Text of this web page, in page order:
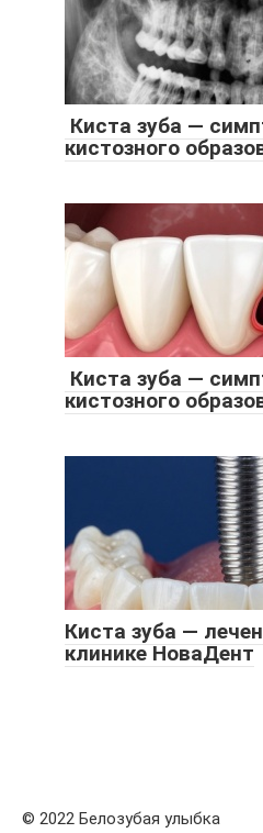
Киста зуба —
кистозного
Киста зуба —
кистозного
Киста зуба —
клинике НоваДент
© 2022 Белозубая улыбка